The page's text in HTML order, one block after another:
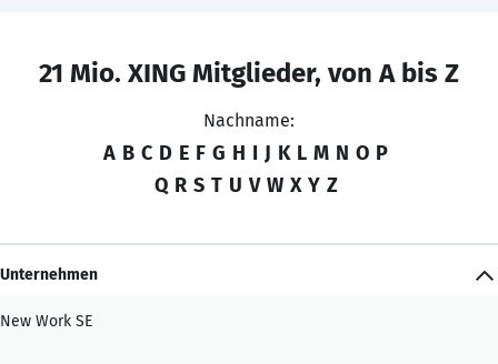
21 Mio. XING Mitglieder, von A bis Z
Nachname:
A B C D E F G H I J K L M N O P
Q R S T U V W X Y Z
Unternehmen
New Work SE